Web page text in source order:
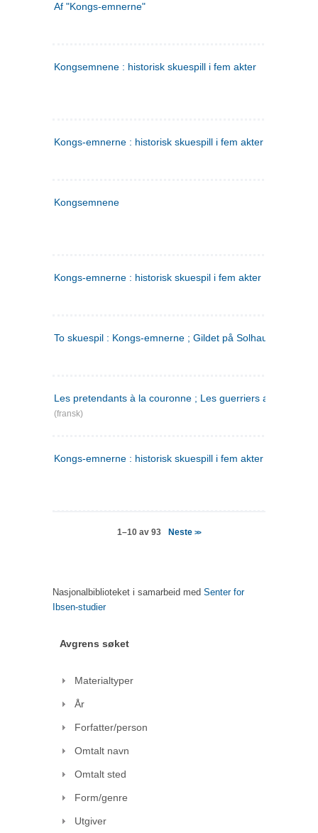
Af "Kongs-emnerne"
Kongsemnene : historisk skuespill i fem akter
Kongs-emnerne : historisk skuespill i fem akter
Kongsemnene
Kongs-emnerne : historisk skuespil i fem akter
To skuespil : Kongs-emnerne ; Gildet på Solhaug
Les pretendants à la couronne ; Les guerriers a Helgeland
(fransk)
Kongs-emnerne : historisk skuespill i fem akter
1–10 av 93 Neste>>
Nasjonalbiblioteket i samarbeid med Senter for
Ibsen-studier
Avgrens søket
Materialtyper
År
Forfatter/person
Omtalt navn
Omtalt sted
Form/genre
Utgiver